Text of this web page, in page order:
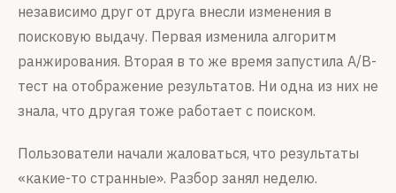
независимо друг от друга внесли изменения в
поисковую выдачу. Первая изменила алгоритм
ранжирования. Вторая в то же время запустила A/B-
тест на отображение результатов. Ни одна из них не
знала, что другая тоже работает с поиском.
Пользователи начали жаловаться, что результаты
«какие-то странные». Разбор занял неделю.